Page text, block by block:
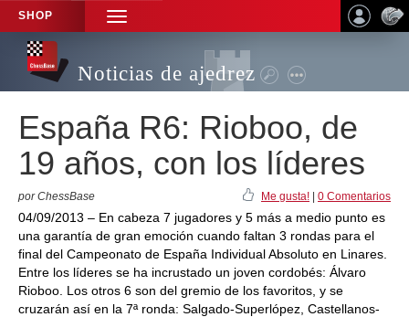
SHOP
TOGGLE
NAVIGATION
Noticias de ajedrez
España R6: Rioboo, de
19 años, con los líderes
por ChessBase Me gusta! 0 Comentarios
04/09/2013 – En cabeza 7 jugadores y 5 más a medio punto es
una garantía de gran emoción cuando faltan 3 rondas para el
final del Campeonato de España Individual Absoluto en Linares.
Entre los líderes se ha incrustado un joven cordobés: Álvaro
Rioboo. Los otros 6 son del gremio de los favoritos, y se
cruzarán así en la 7ª ronda: Salgado-Superlópez, Castellanos-